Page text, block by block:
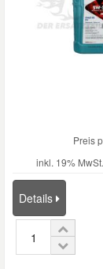
Preis
inkl. 19%
Details